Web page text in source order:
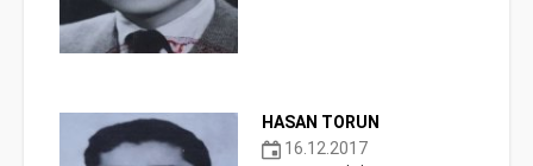
HASAN TORUN
16.12.2017